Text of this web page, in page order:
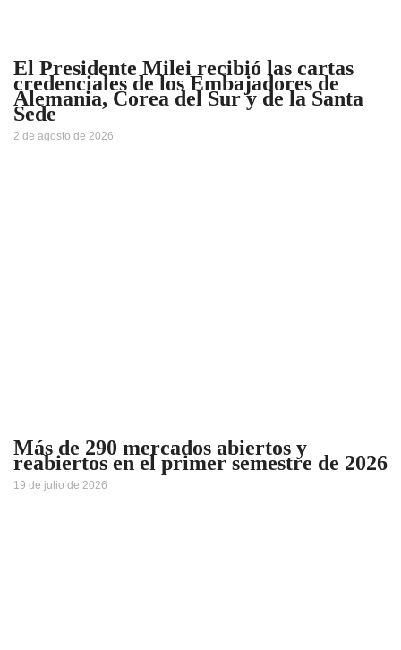
El Presidente Milei recibió las cartas
credenciales de los Embajadores de
Alemania, Corea del Sur y de la Santa
Sede
2 de agosto de 2026
Más de 290 mercados abiertos y
reabiertos en el primer semestre de 2026
19 de julio de 2026